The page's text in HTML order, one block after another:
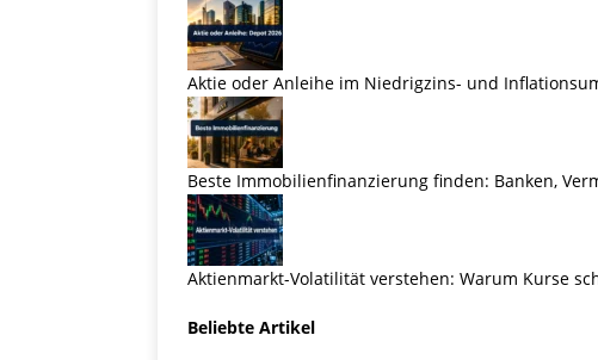
Aktie oder Anleihe im Niedrigzins- und
Beste Immobilienfinanzierung finden: Banken,
Aktienmarkt-Volatilität verstehen: Warum Kurse
Beliebte Artikel